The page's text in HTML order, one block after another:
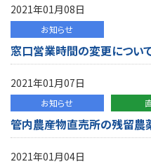
2021年01月08日
お知らせ
窓口営業時間の変更につい
2021年01月07日
お知らせ
管内農産物直売所の残留農薬
2021年01月04日